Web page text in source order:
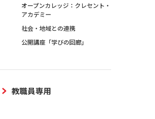
オープンカレッジ：クレセント・
アカデミー
社会・地域との連携
公開講座「学びの回廊」
教職員専用